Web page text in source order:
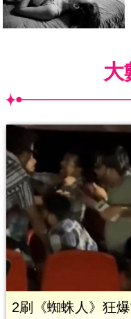
大
2刷《蜘蛛人》狂